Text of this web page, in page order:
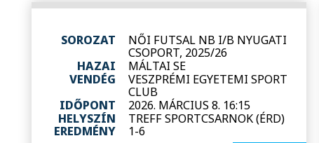
SOROZAT
NŐI FUTSAL NB I/B NYUGATI
CSOPORT, 2025/26
HAZAI
MÁLTAI SE
VENDÉG
VESZPRÉMI EGYETEMI SPORT
CLUB
IDŐPONT
2026. MÁRCIUS 8. 16:15
HELYSZÍN
TREFF SPORTCSARNOK (ÉRD)
EREDMÉNY
1-6